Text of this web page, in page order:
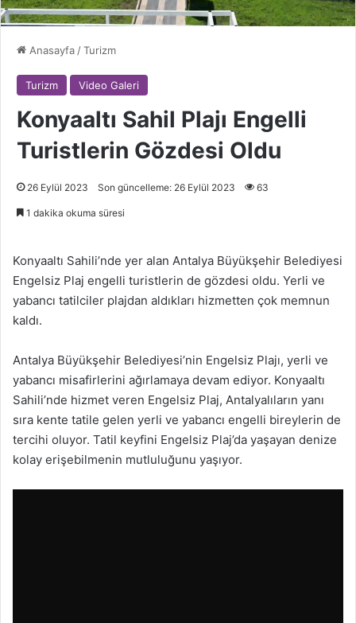
Anasayfa /Turizm
Turizm Video Galeri
Konyaaltı Sahil Plajı Engelli
Turistlerin Gözdesi Oldu
26 Eylül 2023 Son güncelleme: 26 Eylül 2023 63
1 dakika okuma süresi
Konyaaltı Sahili’nde yer alan Antalya Büyükşehir Belediyesi
Engelsiz Plaj engelli turistlerin de gözdesi oldu. Yerli ve
yabancı tatilciler plajdan aldıkları hizmetten çok memnun
kaldı.
Antalya Büyükşehir Belediyesi’nin Engelsiz Plajı, yerli ve
yabancı misafirlerini ağırlamaya devam ediyor. Konyaaltı
Sahili’nde hizmet veren Engelsiz Plaj, Antalyalıların yanı
sıra kente tatile gelen yerli ve yabancı engelli bireylerin de
tercihi oluyor. Tatil keyfini Engelsiz Plaj’da yaşayan denize
kolay erişebilmenin mutluluğunu yaşıyor.